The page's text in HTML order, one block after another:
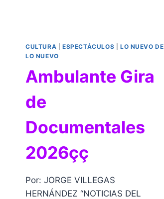
CULTURA ESPECTÁCULOS
LO NUEVO DE
LO NUEVO
Ambulante Gira
de
Documentales
2026çç
Por: JORGE VILLEGAS
HERNÁNDEZ “NOTICIAS DEL